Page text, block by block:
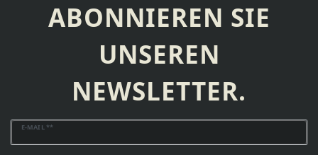
ABONNIEREN SIE
UNSEREN
NEWSLETTER.
E-MAIL **
Newsletter
Honig